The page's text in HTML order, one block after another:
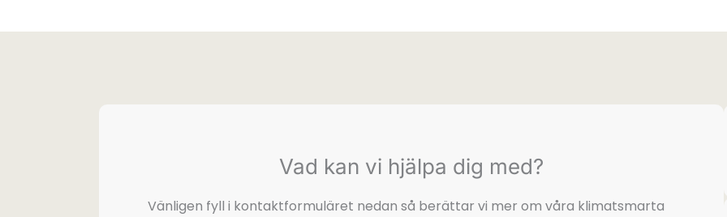
Vad kan vi hjälpa dig med?
Vänligen fyll i kontaktformuläret nedan så berättar vi mer om våra klimatsmarta